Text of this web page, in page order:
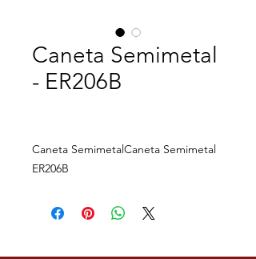
Caneta Semimetal
- ER206B
Caneta SemimetalCaneta Semimetal
ER206B
Descrição: Caneta semimetálica,